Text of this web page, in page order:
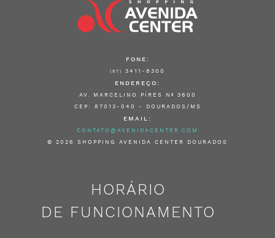
FONE:
(67) 3411-8300
ENDEREÇO:
AV. MARCELINO PÍRES Nº 3600
CEP: 87013-040 - DOURADOS/MS
EMAIL:
CONTATO@AVENIDACENTER.COM
© 2026 SHOPPING AVENIDA CENTER DOURADOS
HORÁRIO
DE FUNCIONAMENTO